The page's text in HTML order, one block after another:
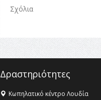
Σχόλια
Δραστηριότητες
Κωπηλατικό κέντρο Λουδία